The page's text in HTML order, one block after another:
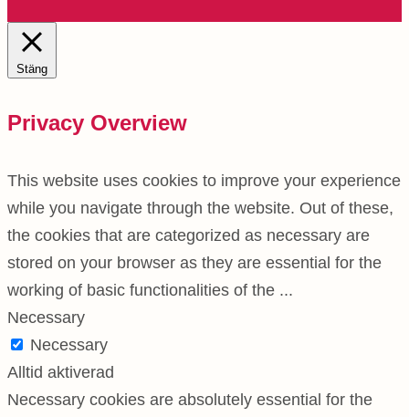
Stäng
Privacy Overview
This website uses cookies to improve your experience
while you navigate through the website. Out of these,
the cookies that are categorized as necessary are
stored on your browser as they are essential for the
working of basic functionalities of the ...
Necessary
Necessary
Alltid aktiverad
Necessary cookies are absolutely essential for the